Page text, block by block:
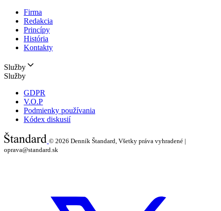
Firma
Redakcia
Princípy
História
Kontakty
Služby
Služby
GDPR
V.O.P
Podmienky používania
Kódex diskusií
© 2026 Denník Štandard, Všetky práva vyhradené |
oprava@standard.sk